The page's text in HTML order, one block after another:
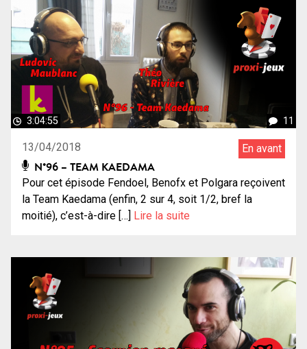
3:04:55 11
13/04/2018 En avant
N°96 – TEAM KAEDAMA
Pour cet épisode Fendoel, Benofx et Polgara reçoivent
la Team Kaedama (enfin, 2 sur 4, soit 1/2, bref la
moitié), c’est-à-dire […] Lire la suite